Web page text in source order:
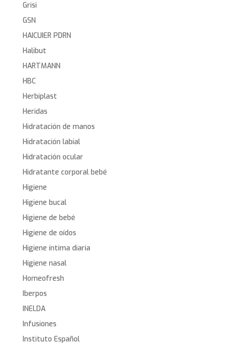
Grisi
GSN
HAICUIER PDRN
Halibut
HARTMANN
HBC
Herbiplast
Heridas
Hidratación de manos
Hidratación labial
Hidratación ocular
Hidratante corporal bebé
Higiene
Higiene bucal
Higiene de bebé
Higiene de oídos
Higiene íntima diaria
Higiene nasal
Homeofresh
Iberpos
INELDA
Infusiones
Instituto Español